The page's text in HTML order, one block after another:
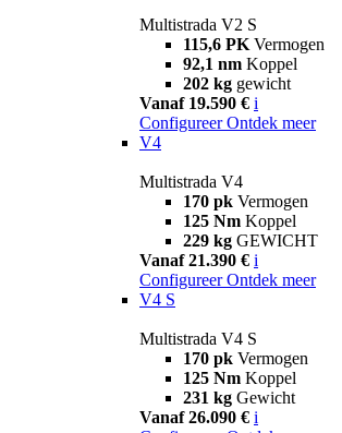
Multistrada V2 S
115,6 PK Vermogen
92,1 nm Koppel
202 kg gewicht
Vanaf 19.590 € i
Configureer Ontdek meer
V4
Multistrada V4
170 pk Vermogen
125 Nm Koppel
229 kg GEWICHT
Vanaf 21.390 € i
Configureer Ontdek meer
V4 S
Multistrada V4 S
170 pk Vermogen
125 Nm Koppel
231 kg Gewicht
Vanaf 26.090 € i